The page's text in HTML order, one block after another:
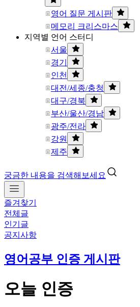
영어 질문 게시판
메모리 크리스마스
지역별 언어 스터디
서울
경기
인천
대전/세종/충청
대구/경북
부산/울산/경남
광주/전라
강원
제주
궁금한 내용을 검색해보세요
즐겨찾기
전체글
인기글
공지사항
영어공부 인증 게시판
오늘 인증